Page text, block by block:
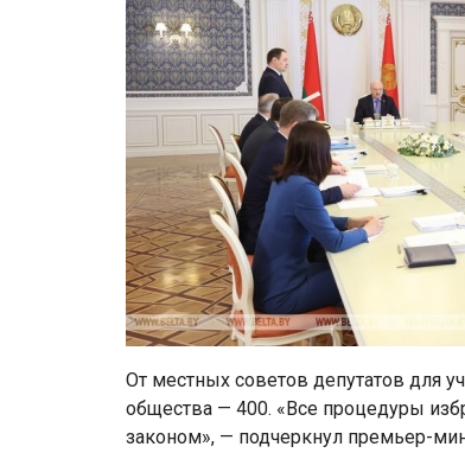
От местных советов депутатов для
общества — 400. «Все процедуры
законом», — подчеркнул премьер-